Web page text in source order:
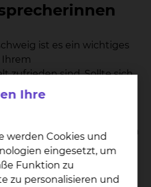
ist es ein wichtiges
Ihrem
zufrieden sind. Sollte sich
dennoch ein Grund
Rat in der
benötigen oder etwas
das Sie mit einer neutralen
so nehmen sich
gerne für Sie
Gespräch.
Ihre
werden Cookies und
eingesetzt, um
Funktion zu
zu personalisieren und